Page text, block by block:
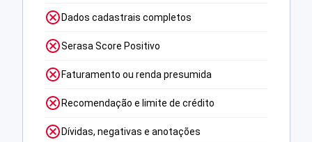
Dados cadastrais completos
Serasa Score Positivo
Faturamento ou renda presumida
Recomendação e limite de crédito
Dívidas, negativas e anotações